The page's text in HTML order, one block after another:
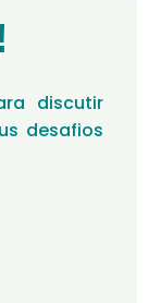
discutir
desafios